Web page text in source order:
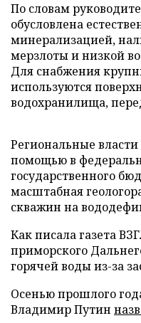
По словам
обусловлена
минерализацией,
мерзлоты и низкой
Для снабжения
используются
водохранилища,
Региональные
помощью в
государственного
масштабная
скважин на
Как писала газета
приморского
горячей воды из-за
Осенью прошлого
Владимир Путин